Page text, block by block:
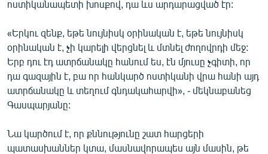
ոստիկանապետի խոսքով, դա ևս արդարացված էր:
«Երկու զենք, եթե նույնիսկ օրինական է, եթե նույնիսկ
օրինական է, չի կարելի վերցնել և մտնել ժողովրդի մեջ:
Երբ դու էդ ատրճանակը հանում ես, էն մյուսը չգիտի, որ
դա գազային է, բա որ հանկարծ ոստիկանի վրա հանի այդ
ատրճանակը և տեղում գնդակահարվի», - մեկնաբանեց
Գասպարյանը:
Նա կարծում է, որ քննությունը շատ հարցերի
պատասխաններ կտա, մասնավորապես այն մասին, թե